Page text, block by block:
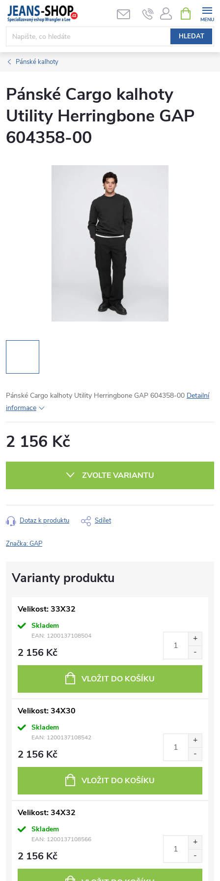
Přejít
obsah
HLEDAT
NÁKUPNÍ
KOŠÍK
Pánské kalhoty
Pánské Cargo kalhoty
Utility Herringbone GAP
604358-00
Pánské Cargo kalhoty Utility Herringbone GAP 604358-00 Detailní
informace
2 156 Kč
ZVOLTE VARIANTU
Dotaz k produktu Sdílet
Značka:GAP
Velikost: 33X32
Skladem
EAN: 1200137108504
2 156 Kč
VLOŽIT DO KOŠÍKU
Velikost: 34X30
Skladem
EAN: 1200137108542
2 156 Kč
VLOŽIT DO KOŠÍKU
Velikost: 34X32
Skladem
EAN: 1200137108566
2 156 Kč